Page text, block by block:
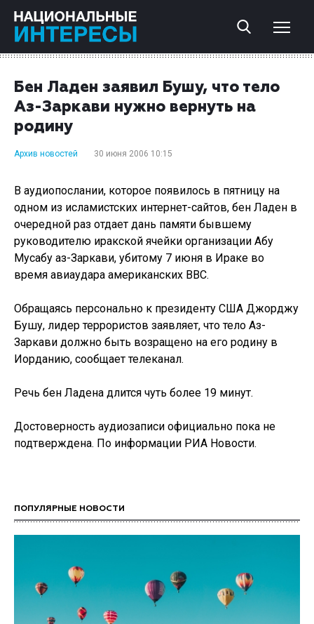
Бен Ладен заявил Бушу, что тело
Аз-Заркави нужно вернуть на
родину
Архив новостей 30 июня 2006 10:15
В аудиопослании, которое появилось в пятницу на
одном из исламистских интернет-сайтов, бен Ладен в
очередной раз отдает дань памяти бывшему
руководителю иракской ячейки организации Абу
Мусабу аз-Заркави, убитому 7 июня в Ираке во
время авиаудара американских ВВС.
Обращаясь персонально к президенту США Джорджу
Бушу, лидер террористов заявляет, что тело Аз-
Заркави должно быть возращено на его родину в
Иорданию, сообщает телеканал.
Речь бен Ладена длится чуть более 19 минут.
Достоверность аудиозаписи официально пока не
подтверждена. По информации РИА Новости.
ПОПУЛЯРНЫЕ НОВОСТИ